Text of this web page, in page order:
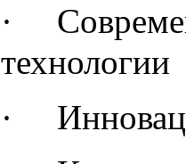
·
технологии
·